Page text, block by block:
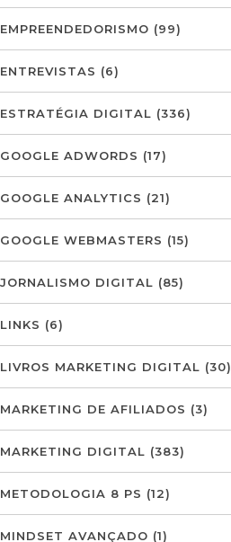
EMPREENDEDORISMO (99)
ENTREVISTAS (6)
ESTRATÉGIA DIGITAL (336)
GOOGLE ADWORDS (17)
GOOGLE ANALYTICS (21)
GOOGLE WEBMASTERS (15)
JORNALISMO DIGITAL (85)
LINKS (6)
LIVROS MARKETING DIGITAL (30)
MARKETING DE AFILIADOS (3)
MARKETING DIGITAL (383)
METODOLOGIA 8 PS (12)
MINDSET AVANÇADO (1)